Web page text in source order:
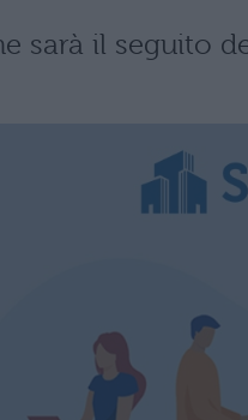
sarà il seguito